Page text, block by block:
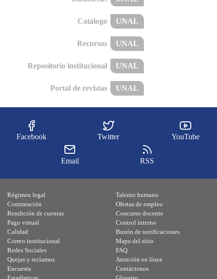
Catálogo UNAL
Recursos UNAL
Repositorio institucional UNAL
Portal de revistas UNAL
Facebook Twitter YouTube
Email RSS
Régimen legal
Contratación
Rendición de cuentas
Pago virtual
Calidad
Talento humano
Ofertas de empleo
Concurso docente
Control interno
Buzón de notificaciones
Correo institucional
Redes Sociales
Quejas y reclamos
Encuesta
Mapa del sitio
FAQ
Atención en línea
Contáctenos